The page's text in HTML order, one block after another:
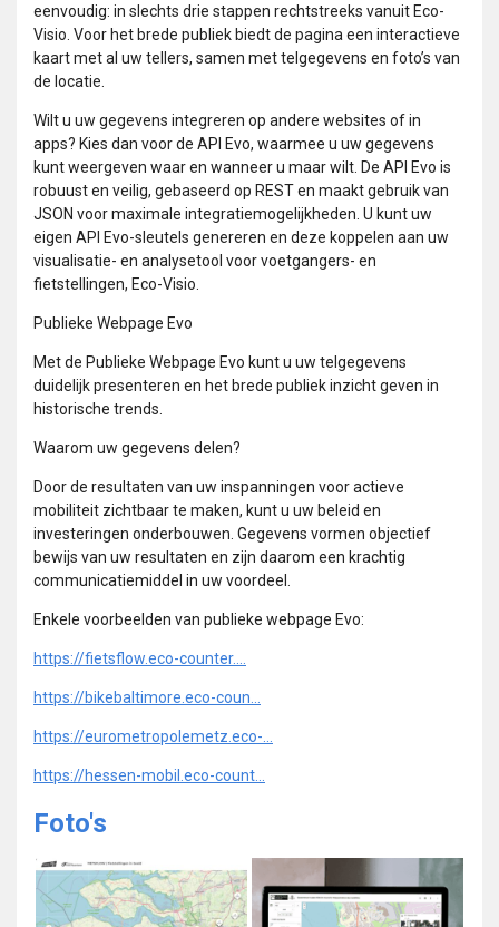
eenvoudig: in slechts drie stappen rechtstreeks vanuit Eco-
Visio. Voor het brede publiek biedt de pagina een interactieve
kaart met al uw tellers, samen met telgegevens en foto’s van
de locatie.
Wilt u uw gegevens integreren op andere websites of in
apps? Kies dan voor de API Evo, waarmee u uw gegevens
kunt weergeven waar en wanneer u maar wilt. De API Evo is
robuust en veilig, gebaseerd op REST en maakt gebruik van
JSON voor maximale integratiemogelijkheden. U kunt uw
eigen API Evo-sleutels genereren en deze koppelen aan uw
visualisatie- en analysetool voor voetgangers- en
fietstellingen, Eco-Visio.
Publieke Webpage Evo
Met de Publieke Webpage Evo kunt u uw telgegevens
duidelijk presenteren en het brede publiek inzicht geven in
historische trends.
Waarom uw gegevens delen?
Door de resultaten van uw inspanningen voor actieve
mobiliteit zichtbaar te maken, kunt u uw beleid en
investeringen onderbouwen. Gegevens vormen objectief
bewijs van uw resultaten en zijn daarom een krachtig
communicatiemiddel in uw voordeel.
Enkele voorbeelden van publieke webpage Evo:
https://fietsflow.eco-counter....
https://bikebaltimore.eco-coun...
https://eurometropolemetz.eco-...
https://hessen-mobil.eco-count...
Foto's